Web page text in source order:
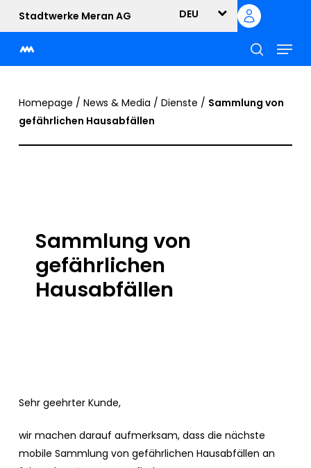
main
content
Stadtwerke Meran AG DEU
suche
Menu
Homepage / News & Media / Dienste / Sammlung von
gefährlichen Hausabfällen
Sammlung von
gefährlichen
Hausabfällen
Sehr geehrter Kunde,
wir machen darauf aufmerksam, dass die nächste
mobile Sammlung von gefährlichen Hausabfällen an